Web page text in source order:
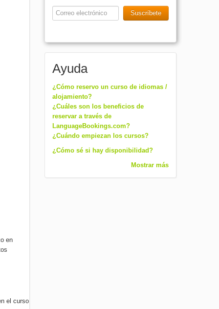
en
el curso
Suscríbete
Ayuda
¿Cómo reservo un curso de idiomas /
alojamiento?
¿Cuáles son los beneficios de
reservar a través de
LanguageBookings.com?
¿Cuándo empiezan los cursos?
¿Cómo sé si hay disponibilidad?
Mostrar más